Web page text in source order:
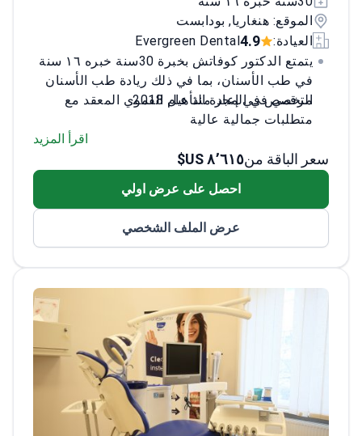
الموقع: هنغاريا, بودابست
العيادة:
4.9
Evergreen Dental
يتمتع الدكتور كوفاتش بخبرة 30سنة خبره ١٦ سنة
في طب الأسنان، بما في ذلك ريادة طب الأسنان
الرقمي في المجر منذ عام 2018.
متخصص في إعادة التأهيل الفموي المعقد مع
متطلبات جمالية عالية
تدرب في جامعة سيميلويس مع 30سنة خبره
١٦ سنة من الخبرة في التدريس والبحث
اقرأ المزيد
سعر الباقة من٨٬٦١٥ US$
احصل على عرض اولي
عرض الملف الشخصي